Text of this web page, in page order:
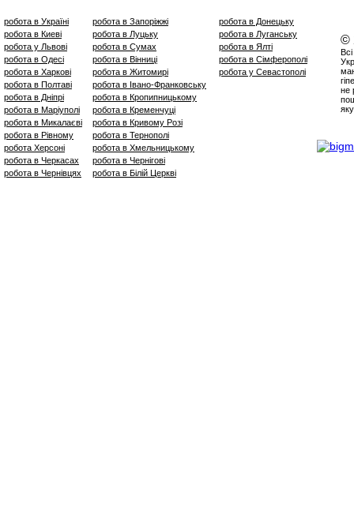
робота в Україні
робота в Киеві
робота у Львові
робота в Одесі
робота в Харкові
робота в Полтаві
робота в Дніпрі
робота в Маріуполі
робота в Микалаєві
робота в Рівному
робота Херсоні
робота в Черкасах
робота в Чернівцях
робота в Запоріжжі
робота в Луцьку
робота в Сумах
робота в Вінниці
робота в Житомирі
робота в Івано-Франковську
робота в Кропипницькому
робота в Кременчуці
робота в Кривому Розі
робота в Тернополі
робота в Хмельницькому
робота в Чернігові
робота в Білій Церкві
робота в Донецьку
робота в Луганську
робота в Ялті
робота в Сімферополі
робота у Севастополі
©
не